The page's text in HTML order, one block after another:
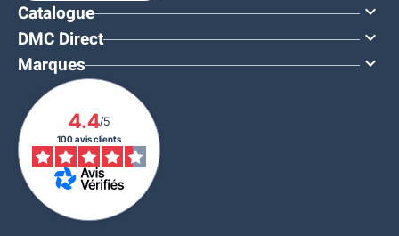
Catalogue 
DMC Direct 
Marques 
4.4/5
100 avis clients